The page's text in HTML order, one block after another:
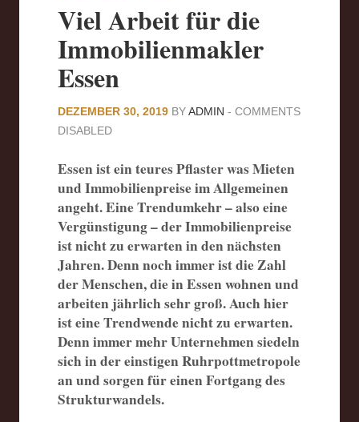
Viel Arbeit für die
Immobilienmakler
Essen
DEZEMBER 30, 2019 BYADMIN - COMMENTS
DISABLED
Essen ist ein teures Pflaster was Mieten
und Immobilienpreise im Allgemeinen
angeht. Eine Trendumkehr – also eine
Vergünstigung – der Immobilienpreise
ist nicht zu erwarten in den nächsten
Jahren. Denn noch immer ist die Zahl
der Menschen, die in Essen wohnen und
arbeiten jährlich sehr groß. Auch hier
ist eine Trendwende nicht zu erwarten.
Denn immer mehr Unternehmen siedeln
sich in der einstigen Ruhrpottmetropole
an und sorgen für einen Fortgang des
Strukturwandels.